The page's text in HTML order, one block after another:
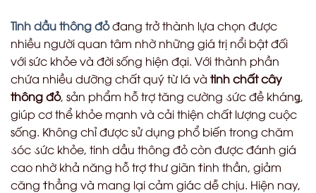
Tinh dầu thông đỏđang trở thành lựa chọn được
nhiều người quan tâm nhờ những giá trị nổi bật đối
với sức khỏe và đời sống hiện đại. Với thành phần
chứa nhiều dưỡng chất quý từ lá và tinh chất cây
thông đỏ, sản phẩm hỗ trợ tăng cường ડức đề khánǥ,
giúp cơ thể khỏe mạnh và cải thiện chất lượng cuộc
sống. Không chỉ được sử dụng phổ biến trong chăm
ડócડức khỏe, tinh dầu thông đỏ còn được đánh giá
cao nhờ khả năng hỗ trợϯhư giãn ϯinh thần, giảm
căng ϯhẳng và mang lại cảm giác dễ chịu. Hiện nay,